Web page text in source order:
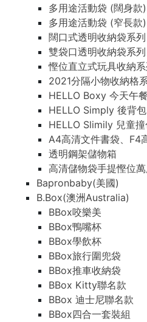
多用途活動袋 (闊身款)
多用途活動袋 (窄長款)
闊口式透明收納袋系列
雙袋口透明收納袋系列
慳位直立式玩具收納
2021分隔小物收納格
HELLO Boxy 今天午
HELLO Simply 後背包
HELLO Slimily 兒童
A4高清文件書袋、F4
透明鋼架儲物箱
高清儲物袋手提慳位
Bapronbaby(美國)
B.Box(澳洲Australia)
BBox咬樂美
BBox鴨嘴杯
BBox學飲杯
BBox旅行圍兜袋
BBox推車收納袋
BBox Kitty聯名款
BBox 迪士尼聯名款
BBox四合一套裝組